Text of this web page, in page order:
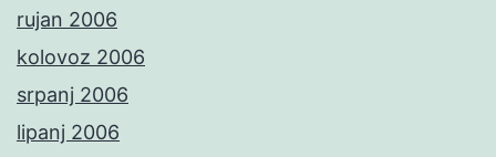
rujan 2006
kolovoz 2006
srpanj 2006
lipanj 2006